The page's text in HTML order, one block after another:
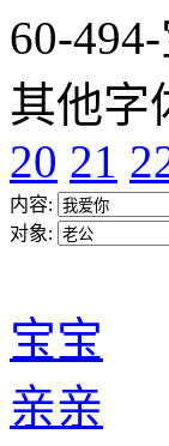
60-
其他字
20 21
内容:
对象:
宝宝
亲亲